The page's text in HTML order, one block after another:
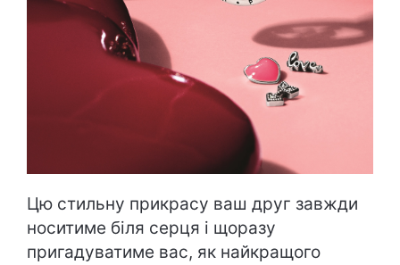
Цю стильну прикрасу ваш друг завжди
носитиме біля серця і щоразу
пригадуватиме вас, як найкращого